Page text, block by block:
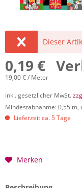
Dieser
0,19 €
19,00 € / Meter
inkl. gesetzlicher MwSt.
Mindestabnahme: 0,55 m,
Lieferzeit ca. 5 Tage
Merken